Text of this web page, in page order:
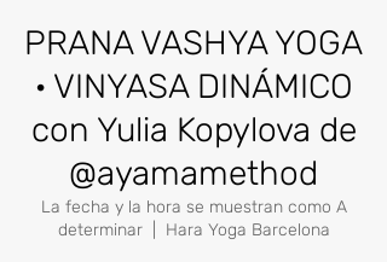
PRANA VASHYA YOGA
· VINYASA DINÁMICO
con Yulia Kopylova de
@ayamamethod
La fecha y la hora se muestran como A
determinar
  |
Hara Yoga Barcelona